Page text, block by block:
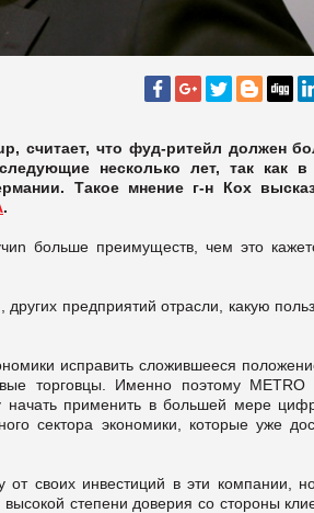
считает, что фуд-ритейл должен
несколько лет, так как в
Такое мнение г-н Кох
.
больше преимуществ, чем это
предприятий отрасли, какую
исправить сложившееся
торговцы. Именно поэтому METRO
начать применить в большей мере
сектора экономики, которые уже
от своих инвестиций в эти компании,
степени доверия со стороны